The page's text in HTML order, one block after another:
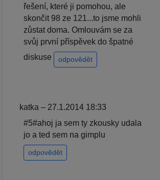
řešení, které ji pomohou, ale
skončit 98 ze 121...to jsme mohli
zůstat doma. Omlouvám se za
svůj první příspěvek do špatné
diskuse
odpovědět
katka – 27.1.2014 18:33
#5#ahoj ja sem ty zkousky udala
jo a ted sem na gimplu
odpovědět